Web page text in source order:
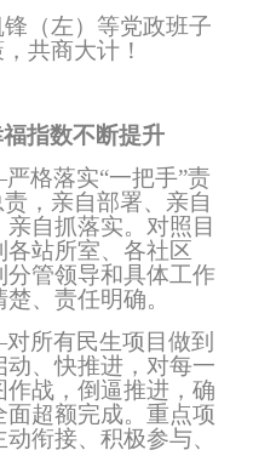
（左）等党政班子
共商大计！
指数不断提升
格落实“一把手”责
，亲自部署、亲自
自抓落实。对照目
站所室、各社区
分管领导和具体工作
、责任明确。
所有民生项目做到
、快推进，对每一
战，倒逼推进，确
超额完成。重点项
衔接、积极参与、